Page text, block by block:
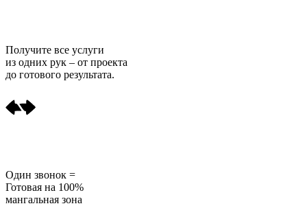
Получите все услуги
из одних рук – от проекта
до готового результата.
Один звонок =
Готовая на 100%
мангальная зона